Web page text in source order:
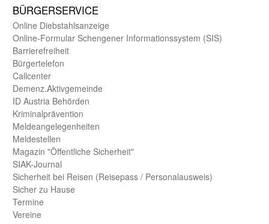
BÜRGER­SERVICE
Online Diebstahls­anzeige
Online-Formular Schengener Informationssystem (SIS)
Barriere­freiheit
Bürger­telefon
Call­center
Demenz.Aktiv­gemeinde
ID Austria Behörden
Kriminal­prävention
Melde­an­ge­le­gen­heiten
Meld­estellen
Magazin "Öffentliche Sicherheit"
SIAK-Journal
Sicherheit bei Reisen (Reise­pass / Personal­ausweis)
Sicher zu Hause
Termine
Vereine